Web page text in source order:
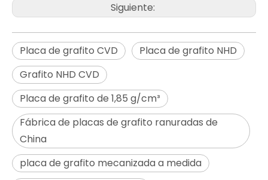
Siguiente:
Placa de grafito CVD
Placa de grafito NHD
Grafito NHD CVD
Placa de grafito de 1,85 g/cm³
Fábrica de placas de grafito ranuradas de
China
placa de grafito mecanizada a medida